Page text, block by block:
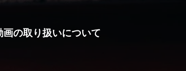
の取り扱いについて